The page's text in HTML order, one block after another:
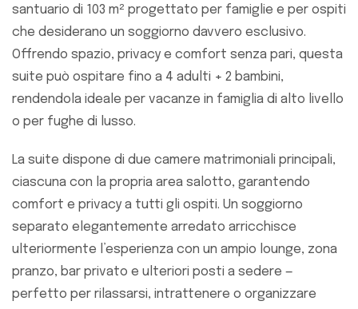
santuario di 103 m² progettato per famiglie e per ospiti
che desiderano un soggiorno davvero esclusivo.
Offrendo spazio, privacy e comfort senza pari, questa
suite può ospitare fino a 4 adulti + 2 bambini,
rendendola ideale per vacanze in famiglia di alto livello
o per fughe di lusso.
La suite dispone di due camere matrimoniali principali,
ciascuna con la propria area salotto, garantendo
comfort e privacy a tutti gli ospiti. Un soggiorno
separato elegantemente arredato arricchisce
ulteriormente l’esperienza con un ampio lounge, zona
pranzo, bar privato e ulteriori posti a sedere —
perfetto per rilassarsi, intrattenere o organizzare